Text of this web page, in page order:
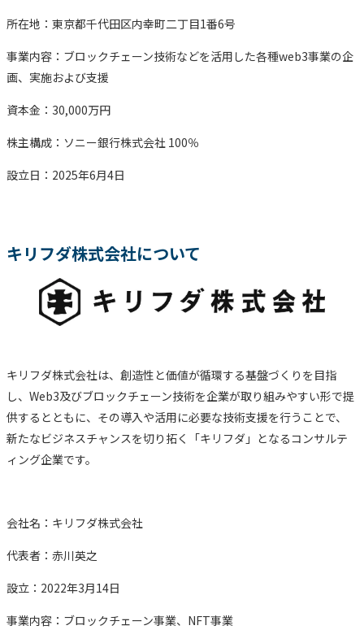
所在地：東京都千代田区内幸町二丁目1番6号
事業内容：ブロックチェーン技術などを活用した各種web3事業の企
画、実施および支援
資本金：30,000万円
株主構成：ソニー銀行株式会社 100％
設立日：2025年6月4日
キリフダ株式会社について
キリフダ株式会社は、創造性と価値が循環する基盤づくりを目指
し、Web3及びブロックチェーン技術を企業が取り組みやすい形で提
供するとともに、その導入や活用に必要な技術支援を行うことで、
新たなビジネスチャンスを切り拓く「キリフダ」となるコンサルテ
ィング企業です。
会社名：キリフダ株式会社
代表者：赤川英之
設立：2022年3月14日
事業内容：ブロックチェーン事業、NFT事業